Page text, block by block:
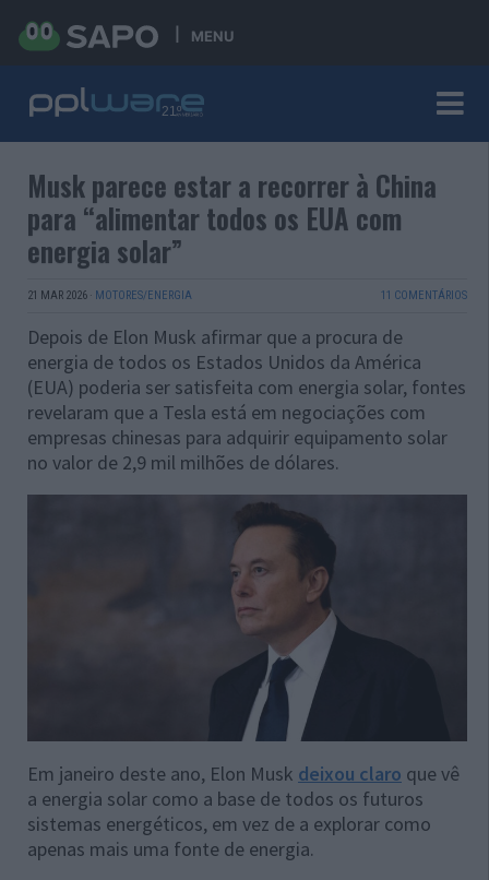
MENU
Musk parece estar a recorrer à China
para “alimentar todos os EUA com
energia solar”
21 MAR 2026 · MOTORES/ENERGIA 11 COMENTÁRIOS
Depois de Elon Musk afirmar que a procura de
energia de todos os Estados Unidos da América
(EUA) poderia ser satisfeita com energia solar, fontes
revelaram que a Tesla está em negociações com
empresas chinesas para adquirir equipamento solar
no valor de 2,9 mil milhões de dólares.
Em janeiro deste ano, Elon Musk deixou claro que vê
a energia solar como a base de todos os futuros
sistemas energéticos, em vez de a explorar como
apenas mais uma fonte de energia.